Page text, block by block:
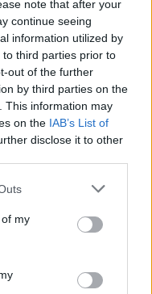
note that after your
continue seeing
information utilized by
third parties prior to
out of the further
by third parties on the
This information may
on the IAB’s List of
disclose it to other
one or more Google
You may click to
its third-party tags to
in below Google
my
del giardino senza